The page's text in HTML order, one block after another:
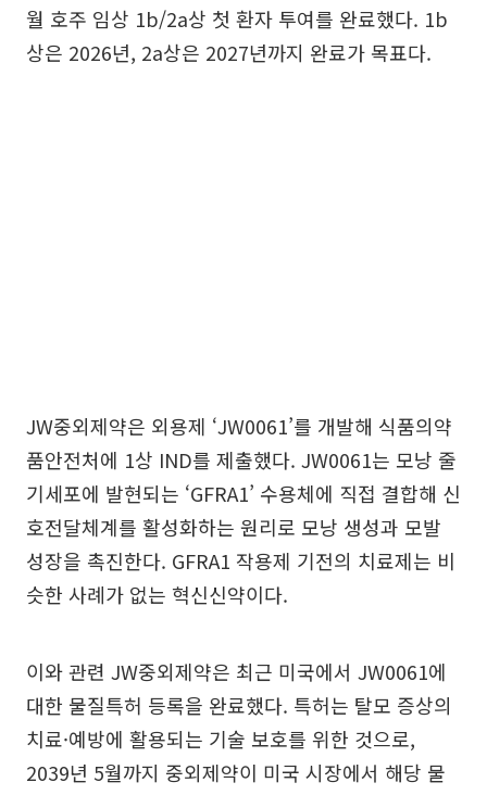
월 호주 임상 1b/2a상 첫 환자 투여를 완료했다. 1b
상은 2026년, 2a상은 2027년까지 완료가 목표다.
JW중외제약은 외용제 ‘JW0061’를 개발해 식품의약
품안전처에 1상 IND를 제출했다. JW0061는 모낭 줄
기세포에 발현되는 ‘GFRA1’ 수용체에 직접 결합해 신
호전달체계를 활성화하는 원리로 모낭 생성과 모발
성장을 촉진한다. GFRA1 작용제 기전의 치료제는 비
슷한 사례가 없는 혁신신약이다.
이와 관련 JW중외제약은 최근 미국에서 JW0061에
대한 물질특허 등록을 완료했다. 특허는 탈모 증상의
치료·예방에 활용되는 기술 보호를 위한 것으로,
2039년 5월까지 중외제약이 미국 시장에서 해당 물